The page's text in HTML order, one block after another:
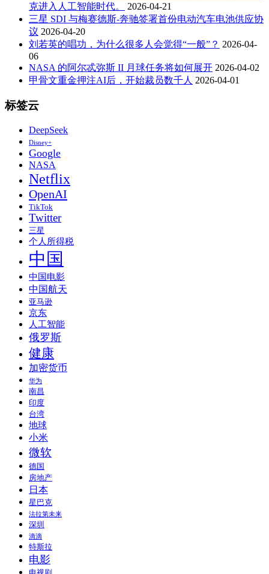
克进入人工智能时代。
2026-04-21
三星 SDI 与梅赛德斯-奔驰签署首份电动汽车电池供应协
议 2026-04-20
刘若英的唱功，为什么很多人会觉得“一般”？ 2026-04-
06
NASA 的阿尔忒弥斯 II 月球任务将如何展开 2026-04-02
甲骨文重金押注AI后，开始裁员数千人 2026-04-01
标签云
DeepSeek
Disney+
Google
NASA
Netflix
OpenAI
TikTok
Twitter
三星
个人所得税
中国
中国电影
中国航天
亚马逊
京东
人工智能
俄罗斯
健康
加密货币
华为
南昌
印度
台湾
地球
小米
微软
德国
房地产
日本
星巴克
法拉第未来
深圳
滴滴
特斯拉
电影